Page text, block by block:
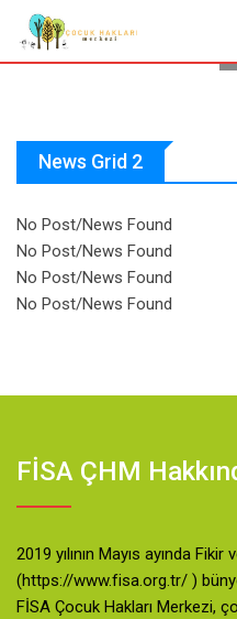
News Grid 2
No Post/News Found
No Post/News Found
No Post/News Found
No Post/News Found
FİSA ÇHM
2019 yılının Mayıs ayında
(https://www.fisa.org.tr/ )
FİSA Çocuk Hakları Merkezi,